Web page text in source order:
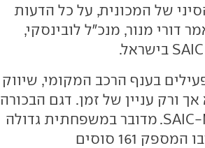
של המכונית, על כל הדעות
דורי מנור, מנכ"ל לובינסקי,
בענף הרכב המקומי, שיווק
ורק עניין של זמן. דגם הבכורה
בארץ צפוי להיות ה-SAIC-MG550. מדובר במשפחתית גדולה
עם מנוע 1.8 ליטר מוגדש טורבו המספק 161 סוסים